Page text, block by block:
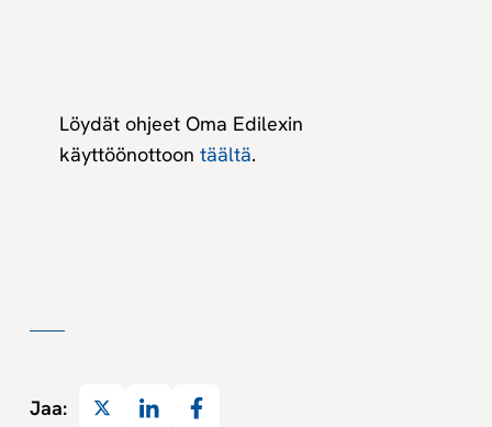
Löydät ohjeet Oma Edilexin
käyttöönottoon täältä.
Jaa: Twitter LinkedIn